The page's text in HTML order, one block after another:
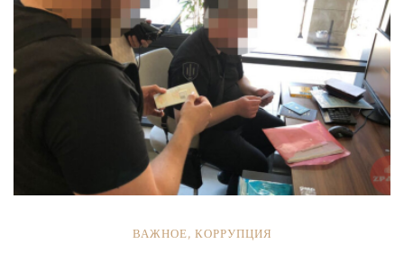
ВАЖНОЕ, КОРРУПЦИЯ